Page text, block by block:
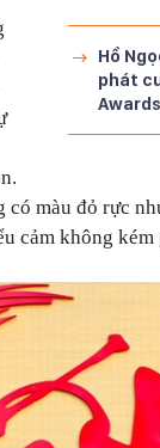
Hồ
phát
màu đỏ rực
cảm không